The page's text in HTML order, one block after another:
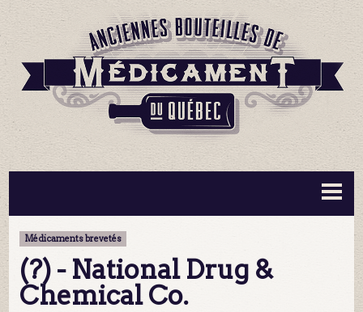
BOUTEILLES ▼
MA COLLECTION
CONTACT
Médicaments brevetés
(?) - National Drug &
Chemical Co.